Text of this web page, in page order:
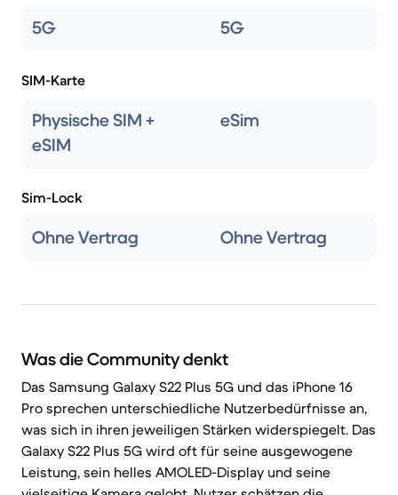
5G 5G
SIM-Karte
Physische SIM +
eSIM
eSim
Sim-Lock
Ohne Vertrag Ohne Vertrag
Was die Community denkt
Das Samsung Galaxy S22 Plus 5G und das iPhone 16
Pro sprechen unterschiedliche Nutzerbedürfnisse an,
was sich in ihren jeweiligen Stärken widerspiegelt. Das
Galaxy S22 Plus 5G wird oft für seine ausgewogene
Leistung, sein helles AMOLED-Display und seine